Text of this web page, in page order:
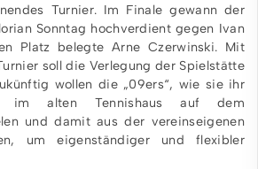
Turnier. Im Finale gewann der
Sonntag hochverdient gegen Ivan
Platz belegte Arne Czerwinski. Mit
soll die Verlegung der Spielstätte
wollen die „09ers“, wie sie ihr
im alten Tennishaus auf dem
und damit aus der vereinseigenen
um eigenständiger und flexibler